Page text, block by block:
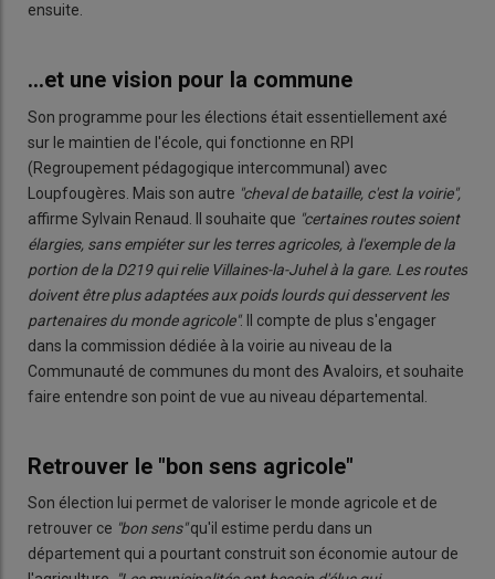
ensuite.
...et une vision pour la commune
Son programme pour les élections était essentiellement axé
sur le maintien de l'école, qui fonctionne en RPI
(Regroupement pédagogique intercommunal) avec
Loupfougères. Mais son autre "cheval de bataille, c'est la voirie",
affirme Sylvain Renaud. Il souhaite que "certaines routes soient
élargies, sans empiéter sur les terres agricoles, à l'exemple de la
portion de la D219 qui relie Villaines-la-Juhel à la gare. Les routes
doivent être plus adaptées aux poids lourds qui desservent les
partenaires du monde agricole". Il compte de plus s'engager
dans la commission dédiée à la voirie au niveau de la
Communauté de communes du mont des Avaloirs, et souhaite
faire entendre son point de vue au niveau départemental.
Retrouver le "bon sens agricole"
Son élection lui permet de valoriser le monde agricole et de
retrouver ce "bon sens"qu'il estime perdu dans un
département qui a pourtant construit son économie autour de